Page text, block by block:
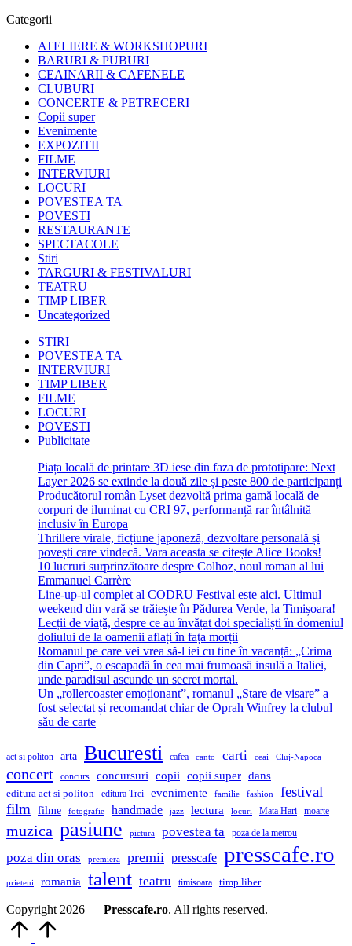
Categorii
ATELIERE & WORKSHOPURI
BARURI & PUBURI
CEAINARII & CAFENELE
CLUBURI
CONCERTE & PETRECERI
Copii super
Evenimente
EXPOZITII
FILME
INTERVIURI
LOCURI
POVESTEA TA
POVESTI
RESTAURANTE
SPECTACOLE
Stiri
TARGURI & FESTIVALURI
TEATRU
TIMP LIBER
Uncategorized
STIRI
POVESTEA TA
INTERVIURI
TIMP LIBER
FILME
LOCURI
POVESTI
Publicitate
Piața locală de printare 3D iese din faza de prototipare: Next
Layer 2026 se extinde la două zile și peste 800 de participanți
Producătorul român Lyset dezvoltă prima gamă locală de
corpuri de iluminat cu CRI 97, performanță rar întâlnită
inclusiv în Europa
Thrillere virale, ficțiune japoneză, dezvoltare personală și
povești care vindecă. Vara aceasta se citește Alice Books!
10 lucruri surprinzătoare despre Colhoz, noul roman al lui
Emmanuel Carrère
Line-up-ul complet al CODRU Festival este aici. Ultimul
weekend din vară se trăiește în Pădurea Verde, la Timișoara!
Lecții de viață, despre ce au învățat doi specialiști în domeniul
doliului de la oamenii aflați în fața morții
Romanul pe care vei vrea să-l iei cu tine în vacanță: „Crima
din Capri”, o escapadă în cea mai frumoasă insulă a Italiei,
unde paradisul ascunde un secret mortal.
Un „rollercoaster emoționant”, romanul „Stare de visare” a
fost selectat și recomandat chiar de Oprah Winfrey la clubul
său de carte
act si politon arta Bucuresti cafea canto carti ceai Cluj-Napoca
concert concurs concursuri copii copii super dans
editura act si politon editura Trei evenimente familie fashion
festival
film
filme fotografie handmade jazz lectura locuri Mata Hari moarte
muzica pasiune pictura povestea ta poza de la metrou
poza din oras premiera premii presscafe presscafe.ro
prieteni romania talent teatru timisoara timp liber
Copyright 2026 — Presscafe.ro. All rights reserved.